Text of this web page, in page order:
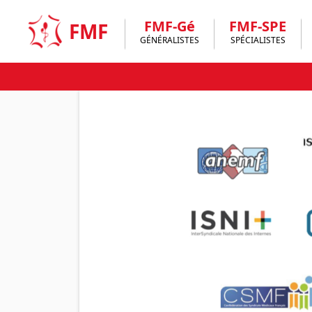
content
FMF FMF-Gé
GÉNÉRALISTES
FMF-SPE
SPÉCIALISTES